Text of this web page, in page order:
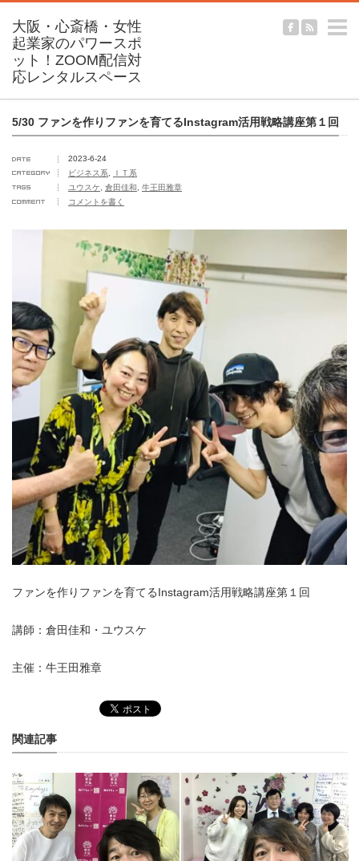
5/30 ファンを作りファンを育てるInstagram活用戦略講座第１回
2023-6-24
ビジネス系
ＩＴ系
ユウスケ
倉田佳和
牛王田雅章
コメントを書く
ファンを作りファンを育てるInstagram活用戦略講座第１回
講師：倉田佳和・ユウスケ
主催：牛王田雅章
関連記事